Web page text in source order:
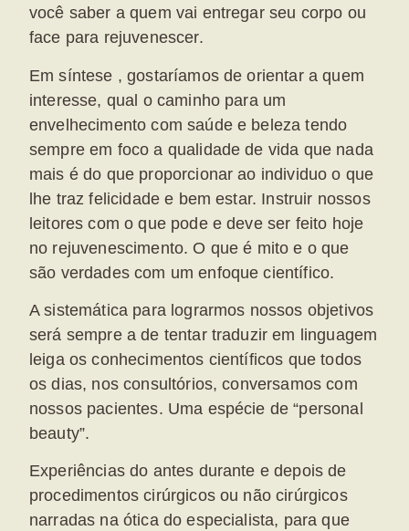
você saber a quem vai entregar seu corpo ou
face para rejuvenescer.
Em síntese , gostaríamos de orientar a quem
interesse, qual o caminho para um
envelhecimento com saúde e beleza tendo
sempre em foco a qualidade de vida que nada
mais é do que proporcionar ao individuo o que
lhe traz felicidade e bem estar. Instruir nossos
leitores com o que pode e deve ser feito hoje
no rejuvenescimento. O que é mito e o que
são verdades com um enfoque científico.
A sistemática para lograrmos nossos objetivos
será sempre a de tentar traduzir em linguagem
leiga os conhecimentos científicos que todos
os dias, nos consultórios, conversamos com
nossos pacientes. Uma espécie de “personal
beauty”.
Experiências do antes durante e depois de
procedimentos cirúrgicos ou não cirúrgicos
narradas na ótica do especialista, para que